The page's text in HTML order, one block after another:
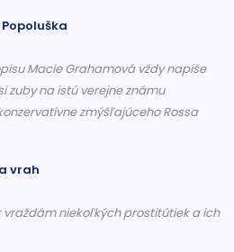
Macie Grahamová vždy napíše
zuby na istú verejne známu
zmýšľajúceho Rossa
vrah
vraždám niekoľkých prostitútiek a ich